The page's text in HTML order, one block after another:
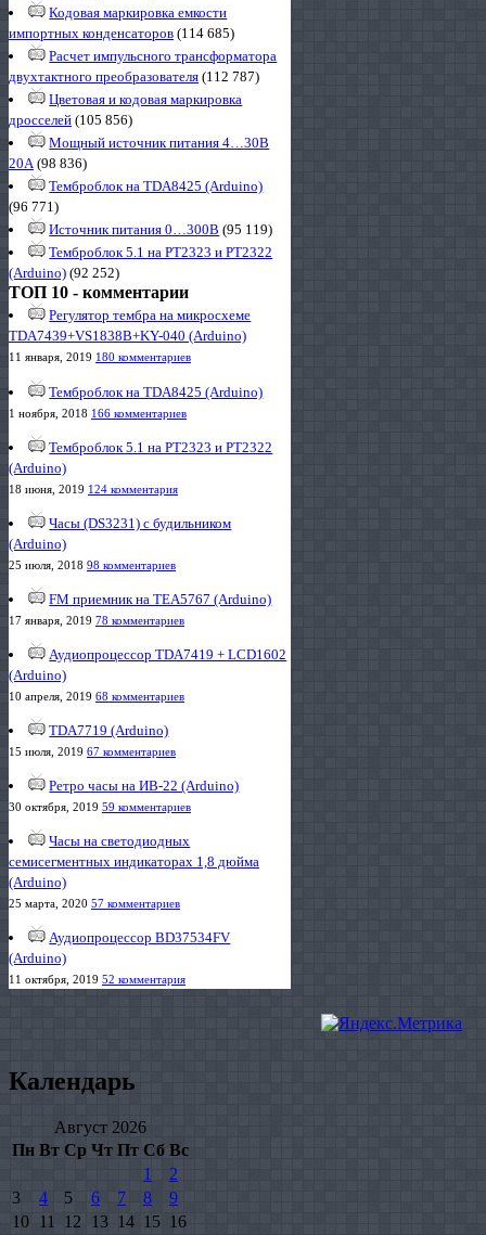
Кодовая маркировка емкости
импортных конденсаторов (114 685)
Расчет импульсного трансформатора
двухтактного преобразователя (112 787)
Цветовая и кодовая маркировка
дросселей (105 856)
Мощный источник питания 4…30В
20А(98 836)
Темброблок на TDA8425 (Arduino)
(96 771)
Источник питания 0…300В (95 119)
Темброблок 5.1 на PT2323 и PT2322
(Arduino) (92 252)
ТОП 10 - комментарии
Регулятор тембра на микросхеме
TDA7439+VS1838B+KY-040 (Arduino)
11 января, 2019 180 комментариев
Темброблок на TDA8425 (Arduino)
1 ноября, 2018 166 комментариев
Темброблок 5.1 на PT2323 и PT2322
(Arduino)
18 июня, 2019 124 комментария
Часы (DS3231) с будильником
(Arduino)
25 июля, 2018 98 комментариев
FM приемник на TEA5767 (Arduino)
17 января, 2019 78 комментариев
Аудиопроцессор TDA7419 + LCD1602
(Arduino)
10 апреля, 2019 68 комментариев
TDA7719 (Arduino)
15 июля, 2019 67 комментариев
Ретро часы на ИВ-22 (Arduino)
30 октября, 2019 59 комментариев
Часы на светодиодных
семисегментных индикаторах 1,8 дюйма
(Arduino)
25 марта, 2020 57 комментариев
Аудиопроцессор BD37534FV
(Arduino)
11 октября, 2019 52 комментария
Календарь
Август 2026
Пн Вт Ср Чт Пт Сб Вс
1
2
3
4 5 6 7 8
9
10 11 12 13 14 15 16